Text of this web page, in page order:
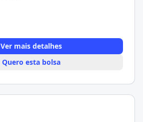
Ver mais detalhes
Quero esta bolsa